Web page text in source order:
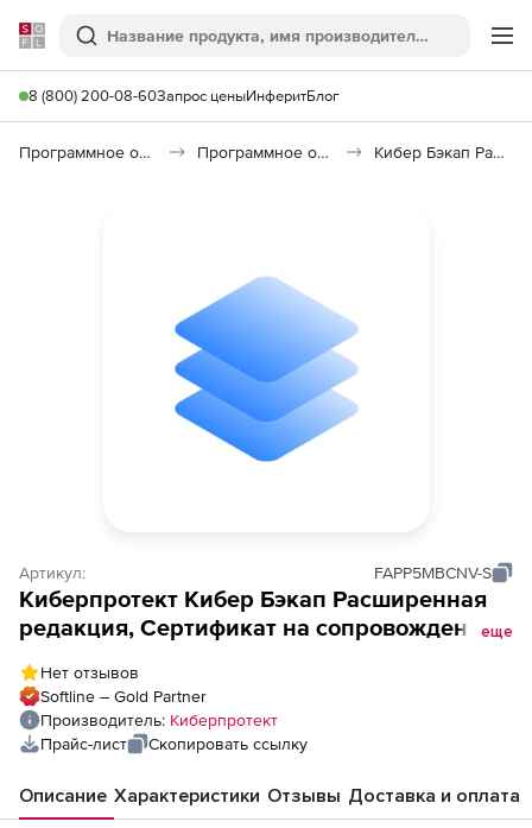
Softline
Поиск
8 (800) 200-08-60Запрос ценыИнферитБлог
Программное обеспечение для работы с файлами и дисками Программное обеспечение для резервного копирования Кибер Бэкап Расширенная редакция
Артикул: FAPP5MBCNV-S
Киберпротект Кибер Бэкап Расширенная
редакция, Сертификат на сопровождение
для коммерческих организаций (переход
на новую версию), для почтового ящика (5
почтовых ящиков), ФСТЭК
еще
Нет отзывов
Softline – Gold Partner
Производитель: Киберпротект
Прайс-лист
Скопировать ссылку
Описание Характеристики Отзывы Доставка и оплата